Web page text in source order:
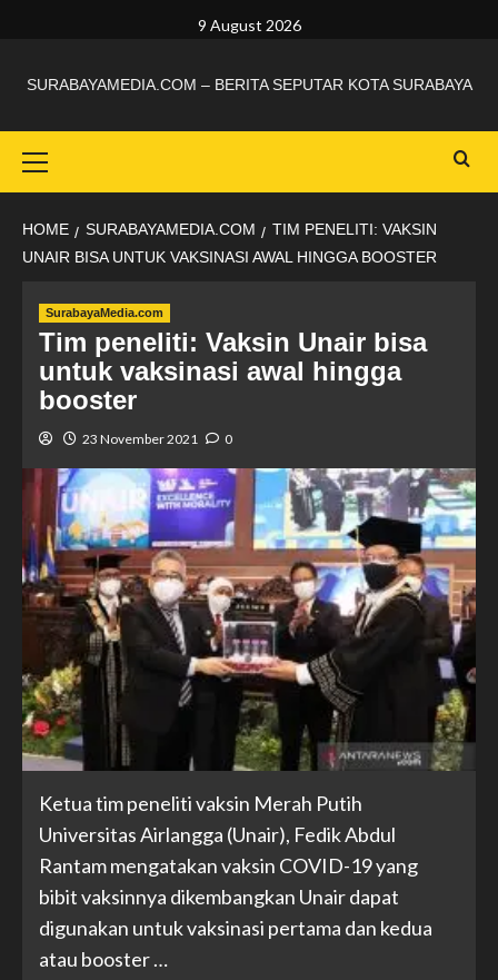
9 August 2026
SURABAYAMEDIA.COM – BERITA SEPUTAR KOTA SURABAYA
HOME SURABAYAMEDIA.COM
TIM PENELITI: VAKSIN
UNAIR BISA UNTUK VAKSINASI AWAL HINGGA BOOSTER
SurabayaMedia.com
Tim peneliti: Vaksin Unair bisa
untuk vaksinasi awal hingga
booster
23 November 2021 0
Ketua tim peneliti vaksin Merah Putih
Universitas Airlangga (Unair), Fedik Abdul
Rantam mengatakan vaksin COVID-19 yang
bibit vaksinnya dikembangkan Unair dapat
digunakan untuk vaksinasi pertama dan kedua
atau booster …